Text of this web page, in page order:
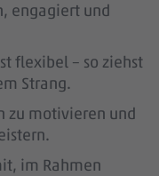
engagiert und
flexibel – so ziehst
Strang.
zu motivieren und
im Rahmen